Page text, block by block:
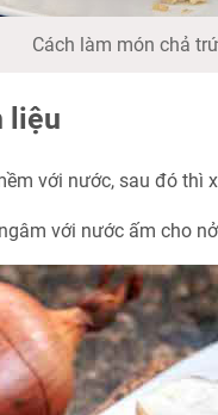
Cách làm món chả
liệu
với nước, sau đó
với nước ấm cho